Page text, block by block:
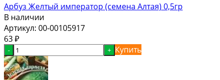
Арбуз Желтый император (семена Алтая) 0,5гр
В наличии
Артикул: 00-00105917
63 ₽
- + Купить